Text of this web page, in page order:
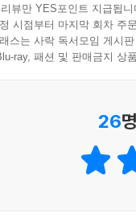
하는 자리가 되는 우리
바깥쪽 경계에 가까
리에 있기에 학교 건
하는 자리가 되는, 깊
뷰만 YES포인트 지급됩니
시점부터 마지막 회차 주
스는 사락 독서모임 게시
ray, 패션 및 판매금지 상
26